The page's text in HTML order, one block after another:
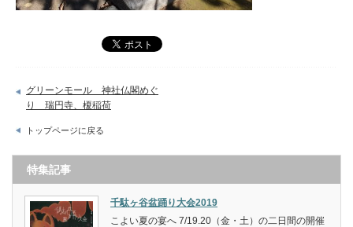
グリーンモール 神社仏閣めぐ
り 瑞円寺、榎稲荷
トップページに戻る
特集記事
千駄ヶ谷盆踊り大会2019
こよい夏の宴へ 7/19.20（金・土）の二日間の開催